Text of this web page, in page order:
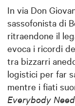
In via Don
sassofonista di
ritraendone il
evoca i ricordi
tra bizzarri
logistici per far
mentre i fiati
Everybody